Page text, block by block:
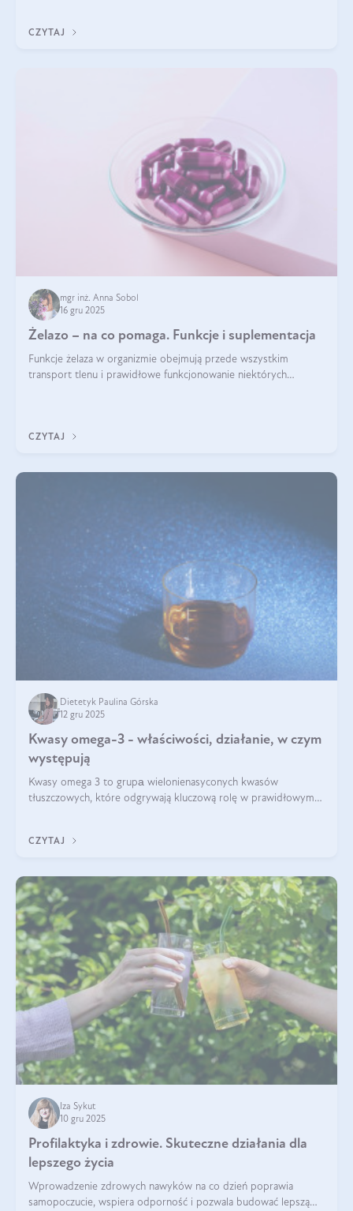
CZYTAJ
mgr inż. Anna Sobol
16 gru 2025
Żelazo – na co pomaga. Funkcje i suplementacja
Funkcje żelaza w organizmie obejmują przede wszystkim
transport tlenu i prawidłowe funkcjonowanie niektórych
CZYTAJ
Dietetyk Paulina Górska
12 gru 2025
Kwasy omega-3 - właściwości, działanie, w czym
występują
Kwasy omega 3 to grupа wielonienasyconych kwasów
tłuszczowych, które odgrywają kluczową rolę w prawidłowym
CZYTAJ
Iza Sykut
10 gru 2025
Profilaktyka i zdrowie. Skuteczne działania dla
lepszego życia
Wprowadzenie zdrowych nawyków na co dzień poprawia
samopoczucie, wspiera odporność i pozwala budować lepszą